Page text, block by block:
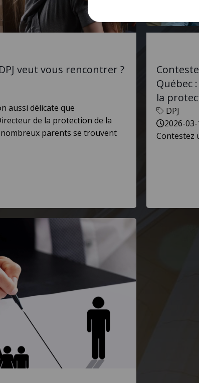
veut vous rencontrer ?
aussi délicate que
de la protection de la
nombreux parents se trouvent
Québec
la
DPJ
2026-
Contestez